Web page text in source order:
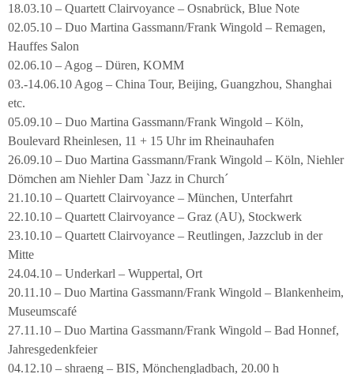
18.03.10 – Quartett Clairvoyance – Osnabrück, Blue Note
02.05.10 – Duo Martina Gassmann/Frank Wingold – Remagen,
Hauffes Salon
02.06.10 – Agog – Düren, KOMM
03.-14.06.10 Agog – China Tour, Beijing, Guangzhou, Shanghai
etc.
05.09.10 – Duo Martina Gassmann/Frank Wingold – Köln,
Boulevard Rheinlesen, 11 + 15 Uhr im Rheinauhafen
26.09.10 – Duo Martina Gassmann/Frank Wingold – Köln, Niehler
Dömchen am Niehler Dam `Jazz in Church´
21.10.10 – Quartett Clairvoyance – München, Unterfahrt
22.10.10 – Quartett Clairvoyance – Graz (AU), Stockwerk
23.10.10 – Quartett Clairvoyance – Reutlingen, Jazzclub in der
Mitte
24.04.10 – Underkarl – Wuppertal, Ort
20.11.10 – Duo Martina Gassmann/Frank Wingold – Blankenheim,
Museumscafé
27.11.10 – Duo Martina Gassmann/Frank Wingold – Bad Honnef,
Jahresgedenkfeier
04.12.10 – shraeng – BIS, Mönchengladbach, 20.00 h